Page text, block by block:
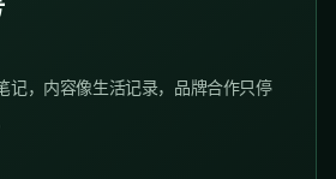
记，内容像生活记录，品牌合作只停